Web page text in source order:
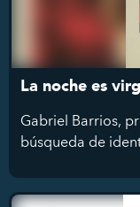
La noche es
Gabriel Barrios,
búsqueda de